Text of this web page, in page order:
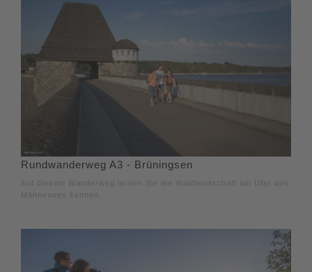
Rundwanderweg A3 - Brüningsen
Auf diesem Wanderweg lernen Sie die Waldlandschaft am Ufer des
Möhnesees kennen.